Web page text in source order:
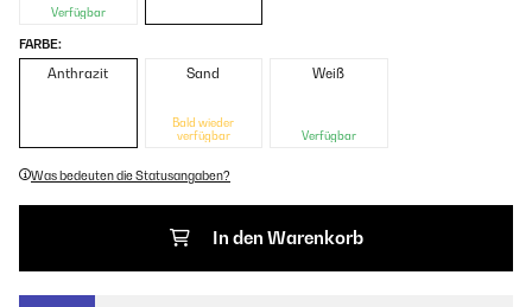
Verfügbar
FARBE:
Anthrazit Sand
Bald wieder
verfügbar
Weiß
Verfügbar
Was bedeuten die Statusangaben?
In den Warenkorb